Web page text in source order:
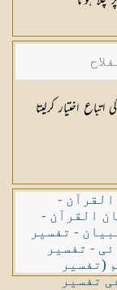
اختیار کرلیتا
-
القرآن -
- تفسیر
- تفسیر
(تفسیر
تفسیر